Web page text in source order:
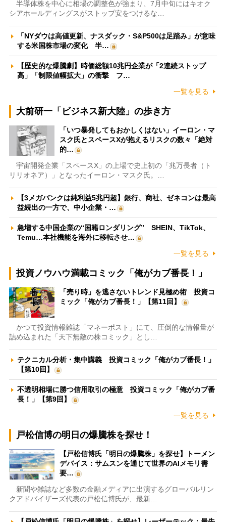
半導体株を中心に相場の調整色が強まり、7月中旬にはキオク
シアホールディングスがストップ安をつけるな…
「NYダウは高値更新、ナスダック・S&P500は足踏み」が意味
する米国株市場の変化 半…
【歴史的な爆騰劇】時価総額10兆円企業が「2連続ストップ
高」「制限値幅拡大」の衝撃 フ…
一覧を見る
大前研一「ビジネス新大陸」の歩き方
「いつ暴発してもおかしくはない」イーロン・マ
スク氏とスペースXが抱えるリスクの数々「絶対
的…
宇宙開発企業「スペースX」の上場で史上初の「兆万長者（ト
リリオネア）」となったイーロン・マスク氏。…
【3メガバンクは純利益5兆円超】銀行、商社、ゼネコンは最高
益続出の一方で、中小企業・…
急増する中国企業の“国籍ロンダリング” SHEIN、TikTok、
Temu…本社機能を海外に移転させ…
一覧を見る
投資ノウハウ満載コミック「俺がカブ番長！」
「売り時」を逃さないトレンド見極め術 投資コ
ミック「俺がカブ番長！」【第11回】
かつて投資情報雑誌「マネーポスト」にて、圧倒的な情報量が
詰め込まれた「天下無敵の株コミック」とし…
テクニカル分析・集中講義 投資コミック「俺がカブ番長！」
【第10回】
不透明相場に勝つ信用取引の極意 投資コミック「俺がカブ番
長！」【第9回】
一覧を見る
戸松信博の明日の爆騰株を探せ！
【戸松信博氏「明日の爆騰株」を探せ】トーメン
デバイス：サムスンを通じて世界のAIメモリ需
要…
新聞や雑誌など多数の金融メディアに出演するグローバルリン
クアドバイザーズ代表の戸松信博氏が、最新…